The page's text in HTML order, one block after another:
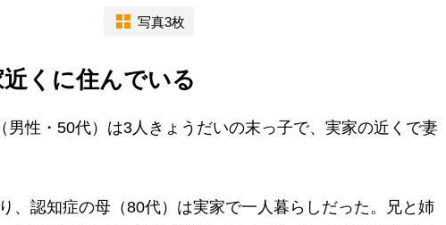
写真3枚
くに住んでいる
性・50代）は3人きょうだいの末っ子で、実家の近くで妻
、認知症の母（80代）は実家で一人暮らしだった。兄と姉